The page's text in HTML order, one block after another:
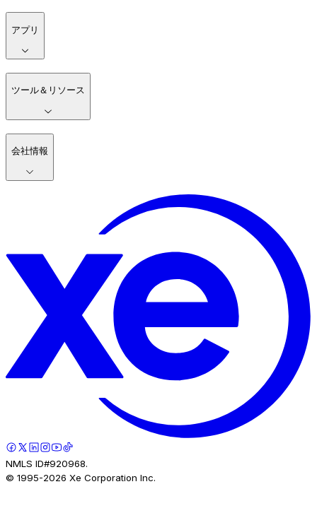
アプリ
ツール＆リソース
会社情報
NMLS ID#920968.
© 1995-2026 Xe Corporation Inc.